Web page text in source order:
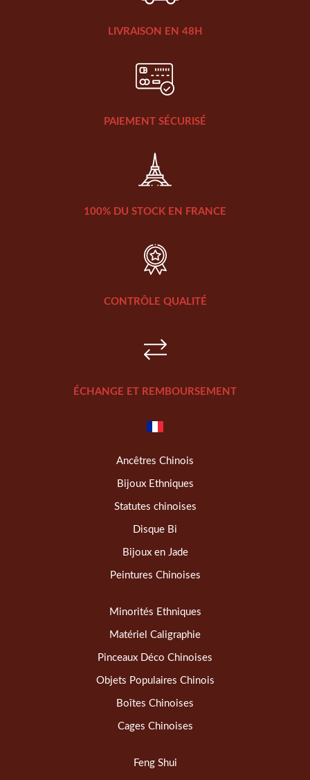
LIVRAISON EN 48H
PAIEMENT SÉCURISÉ
100% DU STOCK EN FRANCE
CONTRÔLE QUALITÉ
ÉCHANGE ET REMBOURSEMENT
Ancêtres Chinois
Bijoux Ethniques
Statutes chinoises
Disque Bi
Bijoux en Jade
Peintures Chinoises
Minorités Ethniques
Matériel Caligraphie
Pinceaux Déco Chinoises
Objets Populaires Chinois
Boîtes Chinoises
Cages Chinoises
Feng Shui